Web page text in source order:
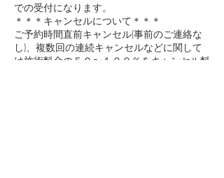
での受付になります。
＊＊＊キャンセルについて＊＊＊
ご予約時間直前キャンセル(事前のご連絡な
し)、複数回の連続キャンセルなどに関して
は施術料金の５０〜１００％をキャンセル料